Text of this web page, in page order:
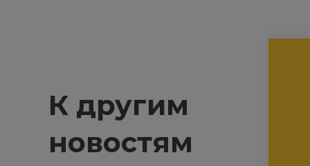
К другим
новостям